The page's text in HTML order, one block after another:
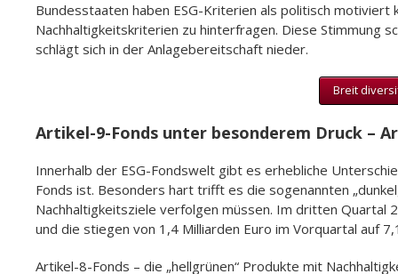
Bundesstaaten haben ESG-Kriterien als politisch
Nachhaltigkeitskriterien zu hinterfragen. Diese Stimmung
schlägt sich in der Anlagebereitschaft nieder.
Breit
Artikel-9-Fonds unter besonderem Druck –
Innerhalb der ESG-Fondswelt gibt es erhebliche
Fonds ist. Besonders hart trifft es die sogenannten
Nachhaltigkeitsziele verfolgen müssen. Im dritten
und die stiegen von 1,4 Milliarden Euro im Vorquartal auf
Artikel-8-Fonds – die „hellgrünen“ Produkte mit